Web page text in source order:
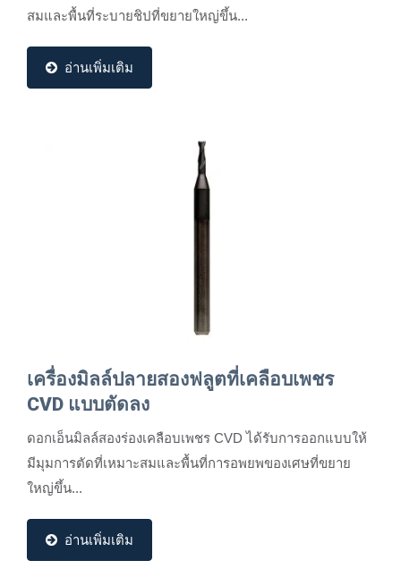
สมและพื้นที่ระบายชิปที่ขยายใหญ่ขึ้น...
อ่านเพิ่มเติม
เครื่องมิลล์ปลายสองฟลูตที่เคลือบเพชร
CVD แบบตัดลง
ดอกเอ็นมิลล์สองร่องเคลือบเพชร CVD ได้รับการออกแบบให้
มีมุมการตัดที่เหมาะสมและพื้นที่การอพยพของเศษที่ขยาย
ใหญ่ขึ้น...
อ่านเพิ่มเติม